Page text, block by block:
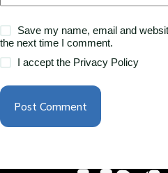
Save my name, email and
the next time I comment.
I accept the Privacy Policy
Post Comment